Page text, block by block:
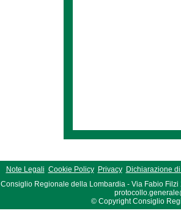
Note Legali Cookie Policy Privacy
Dichiarazione
Consiglio Regionale della Lombardia - Via Fabio Filzi
© Copyright Consiglio